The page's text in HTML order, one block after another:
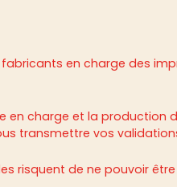
en charge des
en charge et la
transmettre vos
risquent de ne pouvoir